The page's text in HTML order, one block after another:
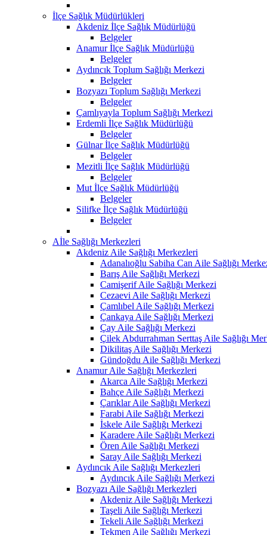
İlçe Sağlık Müdürlükleri
Akdeniz İlçe Sağlık Müdürlüğü
Belgeler
Anamur İlçe Sağlık Müdürlüğü
Belgeler
Aydıncık Toplum Sağlığı Merkezi
Belgeler
Bozyazı Toplum Sağlığı Merkezi
Belgeler
Çamlıyayla Toplum Sağlığı Merkezi
Erdemli İlçe Sağlık Müdürlüğü
Belgeler
Gülnar İlçe Sağlık Müdürlüğü
Belgeler
Mezitli İlçe Sağlık Müdürlüğü
Belgeler
Mut İlçe Sağlık Müdürlüğü
Belgeler
Silifke İlçe Sağlık Müdürlüğü
Belgeler
Aİle Sağlığı Merkezleri
Akdeniz Aile Sağlığı Merkezleri
Adanalıoğlu Sabiha Can Aile Sağlığı
Barış Aile Sağlığı Merkezi
Camişerif Aile Sağlığı Merkezi
Cezaevi Aile Sağlığı Merkezi
Çamlıbel Aile Sağlığı Merkezi
Çankaya Aile Sağlığı Merkezi
Çay Aile Sağlığı Merkezi
Çilek Abdurrahman Serttaş Aile Sağlığı
Dikilitaş Aile Sağlığı Merkezi
Gündoğdu Aile Sağlığı Merkezi
Anamur Aile Sağlığı Merkezleri
Akarca Aile Sağlığı Merkezi
Bahçe Aile Sağlığı Merkezi
Çarıklar Aile Sağlığı Merkezi
Farabi Aile Sağlığı Merkezi
İskele Aile Sağlığı Merkezi
Karadere Aile Sağlığı Merkezi
Ören Aile Sağlığı Merkezi
Saray Aile Sağlığı Merkezi
Aydıncık Aile Sağlığı Merkezleri
Aydıncık Aile Sağlığı Merkezi
Bozyazı Aile Sağlığı Merkezleri
Akdeniz Aile Sağlığı Merkezi
Taşeli Aile Sağlığı Merkezi
Tekeli Aile Sağlığı Merkezi
Tekmen Aile Sağlığı Merkezi